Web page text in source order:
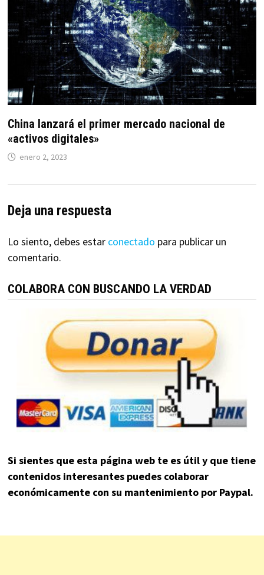
China lanzará el primer mercado nacional de
«activos digitales»
enero 2, 2023
Deja una respuesta
Lo siento, debes estar conectado para publicar un
comentario.
COLABORA CON BUSCANDO LA VERDAD
Si sientes que esta página web te es útil y que tiene
contenidos interesantes puedes colaborar
económicamente con su mantenimiento por Paypal.